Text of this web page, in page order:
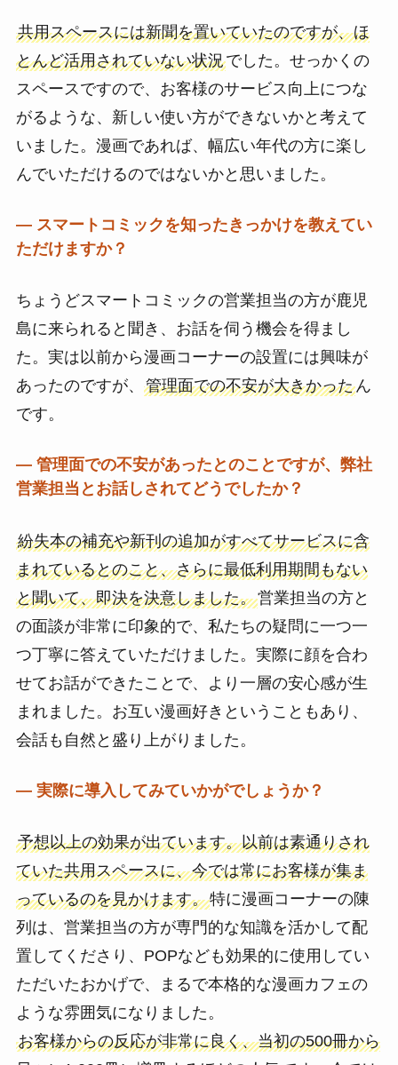
共用スペースには新聞を置いていたのですが、ほ
とんど活用されていない状況でした。せっかくの
スペースですので、お客様のサービス向上につな
がるような、新しい使い方ができないかと考えて
いました。漫画であれば、幅広い年代の方に楽し
んでいただけるのではないかと思いました。
― スマートコミックを知ったきっかけを教えてい
ただけますか？
ちょうどスマートコミックの営業担当の方が鹿児
島に来られると聞き、お話を伺う機会を得まし
た。実は以前から漫画コーナーの設置には興味が
あったのですが、 管理面での不安が大きかったん
です。
― 管理面での不安があったとのことですが、弊社
営業担当とお話しされてどうでしたか？
紛失本の補充や新刊の追加がすべてサービスに含
まれているとのこと、さらに最低利用期間もない
と聞いて、即決を決意しました。営業担当の方と
の面談が非常に印象的で、私たちの疑問に一つ一
つ丁寧に答えていただけました。実際に顔を合わ
せてお話ができたことで、より一層の安心感が生
まれました。お互い漫画好きということもあり、
会話も自然と盛り上がりました。
― 実際に導入してみていかがでしょうか？
予想以上の効果が出ています。以前は素通りされ
ていた共用スペースに、今では常にお客様が集ま
っているのを見かけます。特に漫画コーナーの陳
列は、営業担当の方が専門的な知識を活かして配
置してくださり、POPなども効果的に使用してい
ただいたおかげで、まるで本格的な漫画カフェの
ような雰囲気になりました。
お客様からの反応が非常に良く、当初の500冊から